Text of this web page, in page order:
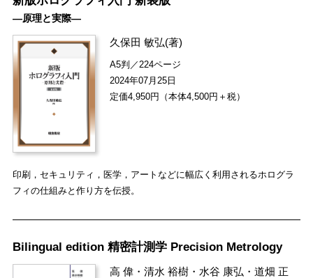
―原理と実際―
久保田 敏弘(著)
A5判／224ページ
2024年07月25日
定価4,950円（本体4,500円＋税）
印刷，セキュリティ，医学，アートなどに幅広く利用されるホログラ
フィの仕組みと作り方を伝授。
Bilingual edition 精密計測学 Precision Metrology
高 偉 ・清水 裕樹 ・ 水谷 康弘 ・道畑 正